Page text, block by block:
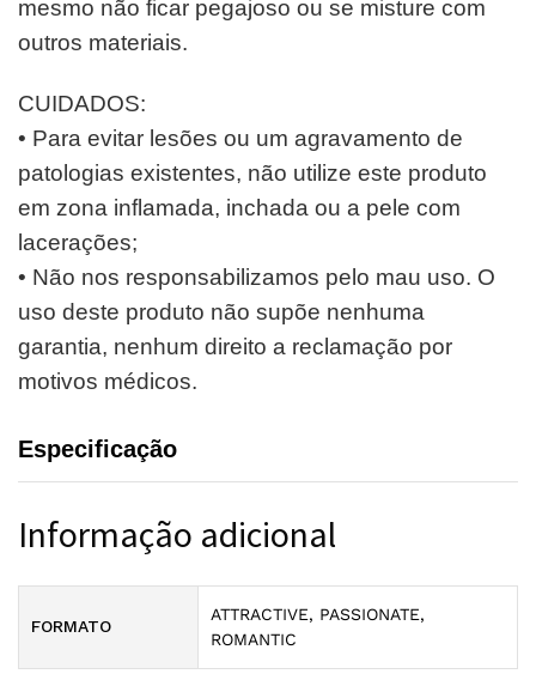
mesmo não ficar pegajoso ou se misture com
outros materiais.
CUIDADOS:
• Para evitar lesões ou um agravamento de
patologias existentes, não utilize este produto
em zona inflamada, inchada ou a pele com
lacerações;
• Não nos responsabilizamos pelo mau uso. O
uso deste produto não supõe nenhuma
garantia, nenhum direito a reclamação por
motivos médicos.
Especificação
Informação adicional
FORMATO
ATTRACTIVE, PASSIONATE,
ROMANTIC